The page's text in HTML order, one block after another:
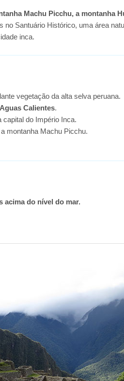
Machu Picchu, a montanha
Santuário Histórico, uma área
inca.
vegetação da alta selva peruana.
Calientes.
capital do Império Inca.
montanha Machu Picchu.
acima do nível do mar.